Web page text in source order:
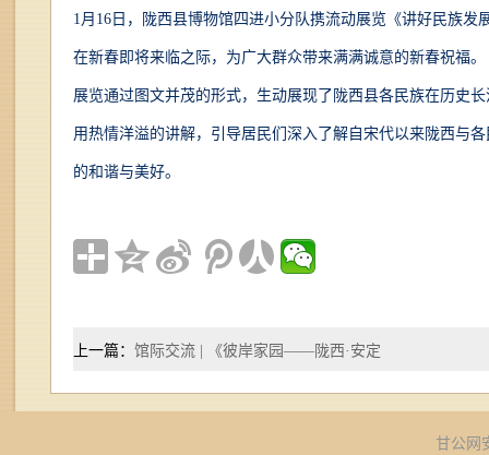
1月16日，陇西县博物馆四进小分队携流动展览《讲好民族
在新春即将来临之际，为广大群众带来满满诚意的新春祝福。
展览通过图文并茂的形式，生动展现了陇西县各民族在历史
用热情洋溢的讲解，引导居民们深入了解自宋代以来陇西与
的和谐与美好。
上一篇： 馆际交流 | 《彼岸家园——陇西·安定
甘公网